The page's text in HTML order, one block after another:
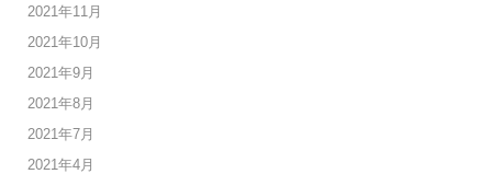
2021年11月
2021年10月
2021年9月
2021年8月
2021年7月
2021年4月